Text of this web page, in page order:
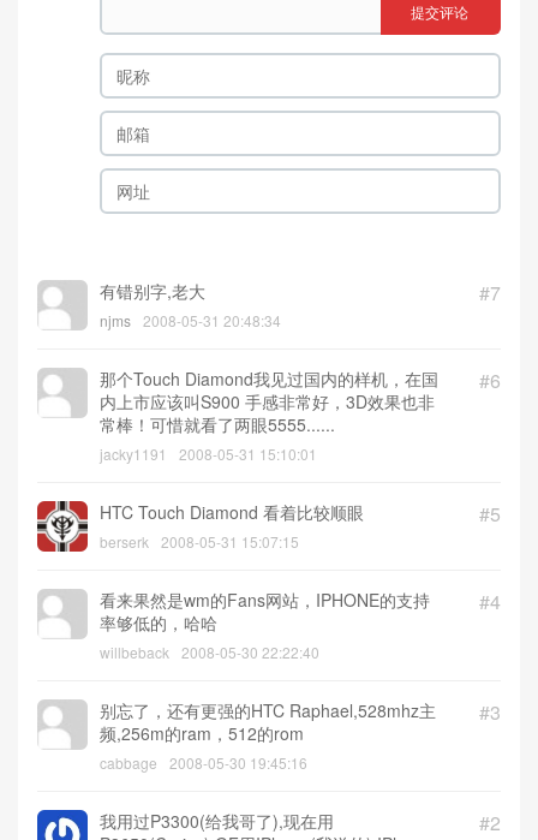
提交评论
#7
有错别字,老大
njms 2008-05-31 20:48:34
#6
那个Touch Diamond我见过国内的样机，在国
内上市应该叫S900 手感非常好，3D效果也非
常棒！可惜就看了两眼5555......
jacky1191 2008-05-31 15:10:01
#5
HTC Touch Diamond 看着比较顺眼
berserk 2008-05-31 15:07:15
#4
看来果然是wm的Fans网站，IPHONE的支持
率够低的，哈哈
willbeback 2008-05-30 22:22:40
#3
别忘了，还有更强的HTC Raphael,528mhz主
频,256m的ram，512的rom
cabbage 2008-05-30 19:45:16
#2
我用过P3300(给我哥了),现在用